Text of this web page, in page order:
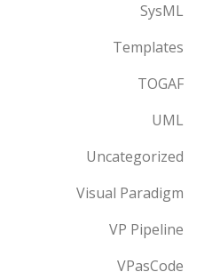
SysML
Templates
TOGAF
UML
Uncategorized
Visual Paradigm
VP Pipeline
VPasCode